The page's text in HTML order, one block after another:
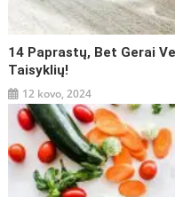
14 Paprastų, Bet Gerai
Taisyklių!
12 kovo, 2024